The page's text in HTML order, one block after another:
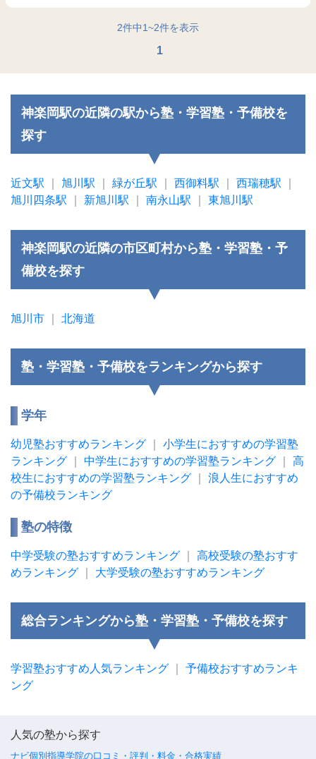
2件中1~2件を表示
1
神楽岡駅の近隣の駅から塾・学習塾・予備校を
探す
近文駅 旭川駅 緑が丘駅 西御料駅 西瑞穂駅
旭川四条駅
新旭川駅 南永山駅 東旭川駅
神楽岡駅の近隣の市区町村から塾・学習塾・予
備校を探す
旭川市 北海道
塾・学習塾・予備校をランキングから探す
学年
幼児塾おすすめランキング
小学生におすすめの学習塾
ランキング
中学生におすすめの学習塾ランキング
高
校生におすすめの学習塾ランキング
浪人生におすすめ
の予備校ランキング
塾の特徴
中学受験の塾おすすめランキング
高校受験の塾おすす
めランキング
大学受験の塾おすすめランキング
総合ランキングから塾・学習塾・予備校を探す
学習塾おすすめ人気ランキング
予備校おすすめランキ
ング
人気の塾から探す
ナビ個別指導学院の口コミ・評判・料金・合格実績